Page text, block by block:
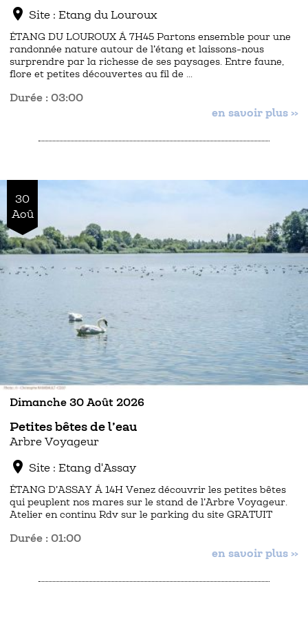
location_on Site : Etang du Louroux
ÉTANG DU LOUROUX À 7H45 Partons ensemble pour une
randonnée nature autour de l’étang et laissons-nous
surprendre par la richesse de ses paysages. Entre faune,
flore et petites découvertes au fil de …
Durée : 03:00
en savoir plus »
30
Aoû
Dimanche 30 Août 2026
Petites bêtes de l’eau
Arbre Voyageur
location_on Site : Etang d'Assay
ÉTANG D’ASSAY À 14H Venez découvrir les petites bêtes
qui peuplent nos mares sur le stand de l’Arbre Voyageur.
Atelier en continu Rdv sur le parking du site GRATUIT
Durée : 01:00
en savoir plus »